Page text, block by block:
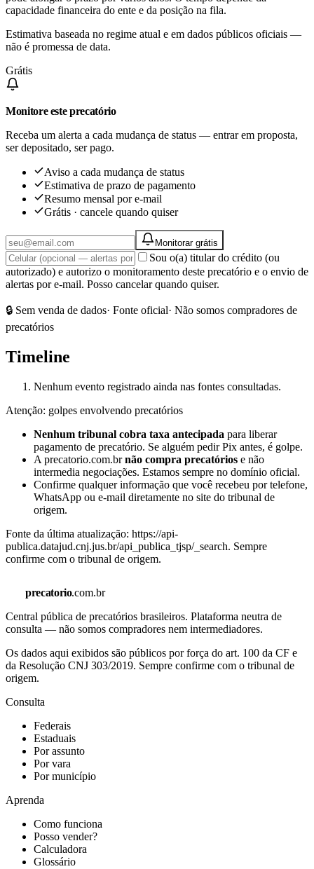
capacidade financeira do ente e da posição na fila.
Estimativa baseada no regime atual e em dados públicos oficiais —
não é promessa de data.
Grátis
Monitore este precatório
Receba um alerta a cada mudança de status — entrar em proposta,
ser depositado, ser pago.
Aviso a cada mudança de status
Estimativa de prazo de pagamento
Resumo mensal por e-mail
Grátis · cancele quando quiser
Monitorar grátis
Sou o(a) titular do crédito (ou
autorizado) e autorizo o monitoramento deste precatório e o envio de
alertas por e-mail. Posso cancelar quando quiser.
🔒 Sem venda de dados· Fonte oficial· Não somos compradores de
precatórios
Timeline
Nenhum evento registrado ainda nas fontes consultadas.
Atenção: golpes envolvendo precatórios
Nenhum tribunal cobra taxa antecipada para liberar
pagamento de precatório. Se alguém pedir Pix antes, é golpe.
A precatorio.com.brnão compra precatórios e não
intermedia negociações. Estamos sempre no domínio oficial.
Confirme qualquer informação que você recebeu por telefone,
WhatsApp ou e-mail diretamente no site do tribunal de
origem.
Fonte da última atualização: https://api-
publica.datajud.cnj.jus.br/api_publica_tjsp/_search. Sempre
confirme com o tribunal de origem.
precatorio.com.br
Central pública de precatórios brasileiros. Plataforma neutra de
consulta — não somos compradores nem intermediadores.
Os dados aqui exibidos são públicos por força do art. 100 da CF e
da Resolução CNJ 303/2019. Sempre confirme com o tribunal de
origem.
Consulta
Federais
Estaduais
Por assunto
Por vara
Por município
Aprenda
Como funciona
Posso vender?
Calculadora
Glossário